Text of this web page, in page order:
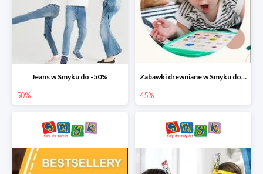
Jeans w Smyku do -50%
50%
Zabawki drewniane w Smyku do -45%
45%